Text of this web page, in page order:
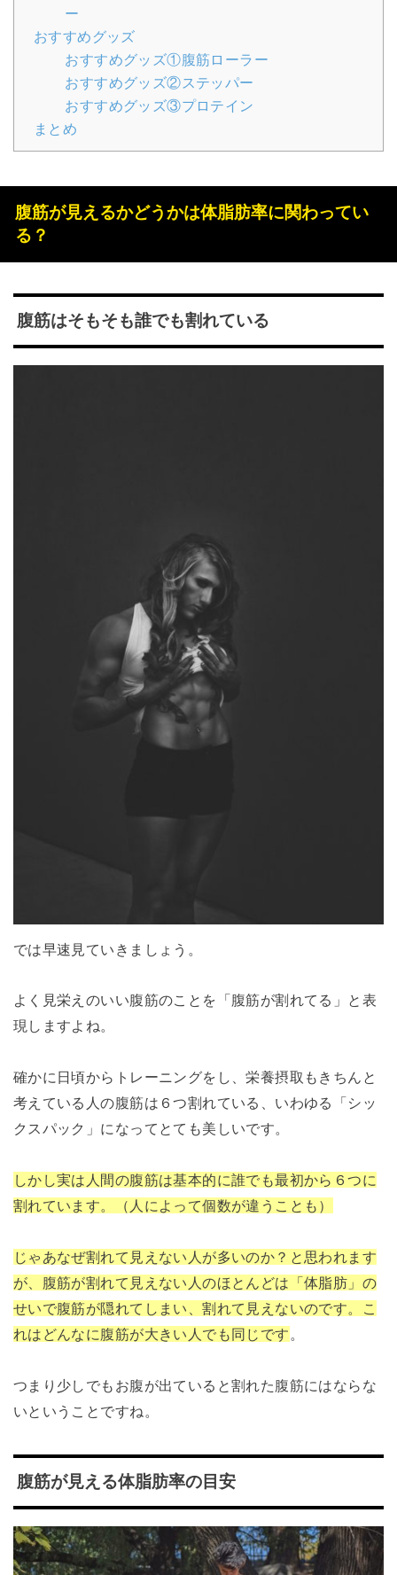
ー
おすすめグッズ
おすすめグッズ①腹筋ローラー
おすすめグッズ②ステッパー
おすすめグッズ③プロテイン
まとめ
腹筋が見えるかどうかは体脂肪率に関わってい
る？
腹筋はそもそも誰でも割れている
では早速見ていきましょう。
よく見栄えのいい腹筋のことを「腹筋が割れてる」と表
現しますよね。
確かに日頃からトレーニングをし、栄養摂取もきちんと
考えている人の腹筋は６つ割れている、いわゆる「シッ
クスパック」になってとても美しいです。
しかし実は人間の腹筋は基本的に誰でも最初から６つに
割れています。（人によって個数が違うことも）
じゃあなぜ割れて見えない人が多いのか？と思われます
が、腹筋が割れて見えない人のほとんどは「体脂肪」の
せいで腹筋が隠れてしまい、割れて見えないのです。こ
れはどんなに腹筋が大きい人でも同じです 。
つまり少しでもお腹が出ていると割れた腹筋にはならな
いということですね。
腹筋が見える体脂肪率の目安